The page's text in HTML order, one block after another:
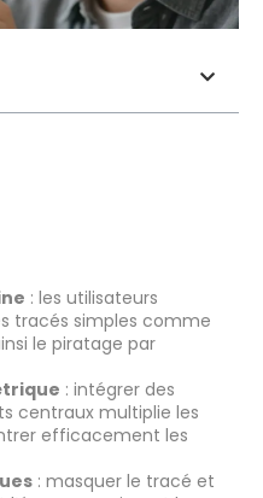
: les utilisateurs
tracés simples comme
le piratage par
: intégrer des
centraux multiplie les
efficacement les
: masquer le tracé et